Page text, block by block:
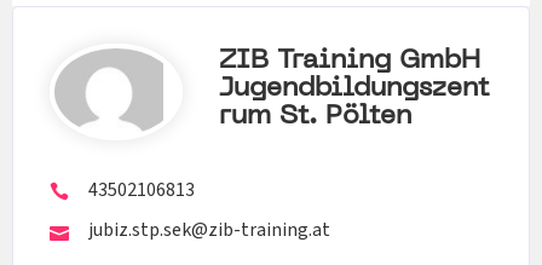
ZIB Training GmbH
Jugendbildungszent
Rum St. Pölten
43502106813
jubiz.stp.sek@zib-training.at